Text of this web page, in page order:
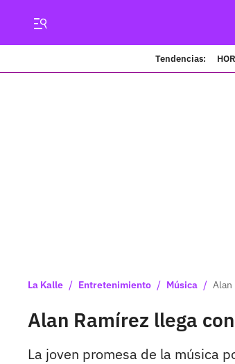
Tendencias:
La Kalle / Entretenimiento / Música / Alan
Alan Ramírez llega
La joven promesa de la música